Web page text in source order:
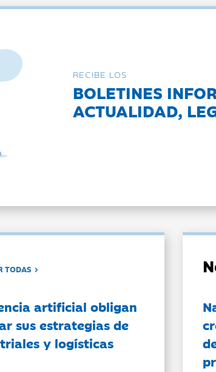
RECIBE LOS
BOLETINES
ACTUALIDAD,
TODAS
artificial obligan
sus estrategias de
y logísticas